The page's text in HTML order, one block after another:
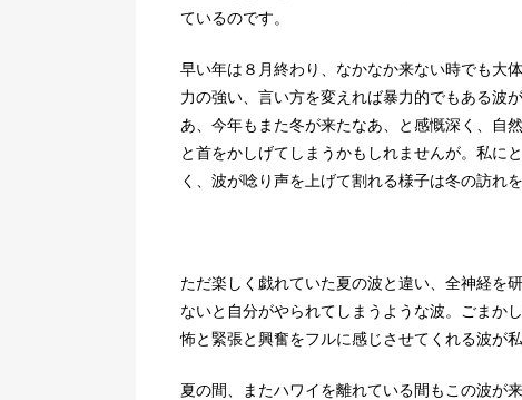
ているのです。
早い年は８月終わり、なかなか来ない時でも大
力の強い、言い方を変えれば暴力的でもある波
あ、今年もまた冬が来たなあ、と感慨深く、自
と首をかしげてしまうかもしれませんが。私に
く、波が唸り声を上げて割れる様子は冬の訪れ
ただ楽しく戯れていた夏の波と違い、全神経を
ないと自分がやられてしまうような波。ごまか
怖と緊張と興奮をフルに感じさせてくれる波が
夏の間、またハワイを離れている間もこの波が